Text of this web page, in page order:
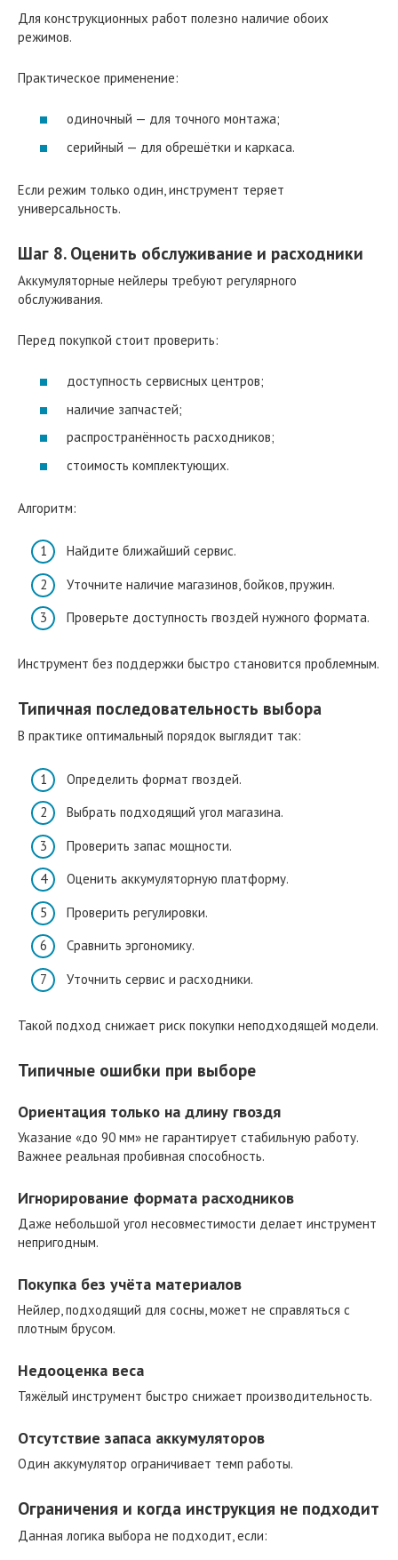
Для конструкционных работ полезно наличие обоих
режимов.
Практическое применение:
одиночный — для точного монтажа;
серийный — для обрешётки и каркаса.
Если режим только один, инструмент теряет
универсальность.
Шаг 8. Оценить обслуживание и расходники
Аккумуляторные нейлеры требуют регулярного
обслуживания.
Перед покупкой стоит проверить:
доступность сервисных центров;
наличие запчастей;
распространённость расходников;
стоимость комплектующих.
Алгоритм:
Найдите ближайший сервис.
Уточните наличие магазинов, бойков, пружин.
Проверьте доступность гвоздей нужного формата.
Инструмент без поддержки быстро становится проблемным.
Типичная последовательность выбора
В практике оптимальный порядок выглядит так:
Определить формат гвоздей.
Выбрать подходящий угол магазина.
Проверить запас мощности.
Оценить аккумуляторную платформу.
Проверить регулировки.
Сравнить эргономику.
Уточнить сервис и расходники.
Такой подход снижает риск покупки неподходящей модели.
Типичные ошибки при выборе
Ориентация только на длину гвоздя
Указание «до 90 мм» не гарантирует стабильную работу.
Важнее реальная пробивная способность.
Игнорирование формата расходников
Даже небольшой угол несовместимости делает инструмент
непригодным.
Покупка без учёта материалов
Нейлер, подходящий для сосны, может не справляться с
плотным брусом.
Недооценка веса
Тяжёлый инструмент быстро снижает производительность.
Отсутствие запаса аккумуляторов
Один аккумулятор ограничивает темп работы.
Ограничения и когда инструкция не подходит
Данная логика выбора не подходит, если: